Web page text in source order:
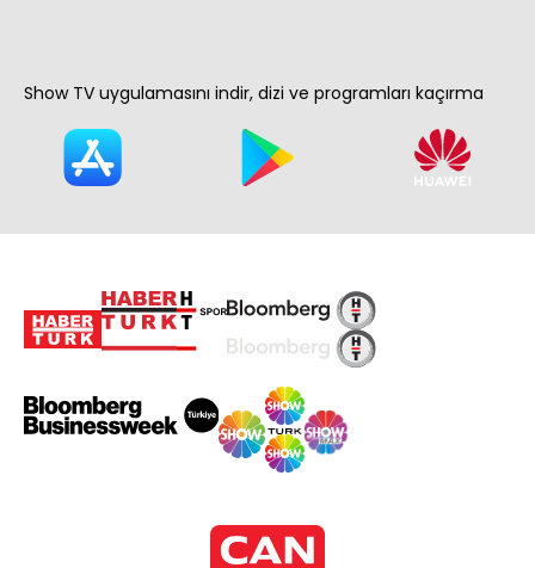
Show TV uygulamasını indir, dizi ve programları kaçırma